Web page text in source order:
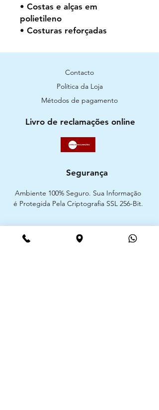
• Costas e alças em
polietileno
• Costuras reforçadas
Contacto
Política da Loja
Métodos de pagamento
Livro de reclamações online
Segurança
Ambiente 100% Seguro. Sua Informação
é Protegida Pela Criptografia SSL 256-Bit.
Métodos de pagamentos aceites